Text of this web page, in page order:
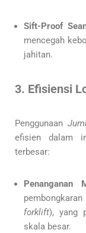
Sift-Proof
mencegah
jahitan.
3. Efisiensi
Penggunaan
efisien dalam
terbesar:
Penanganan
forklift), yang
skala besar.